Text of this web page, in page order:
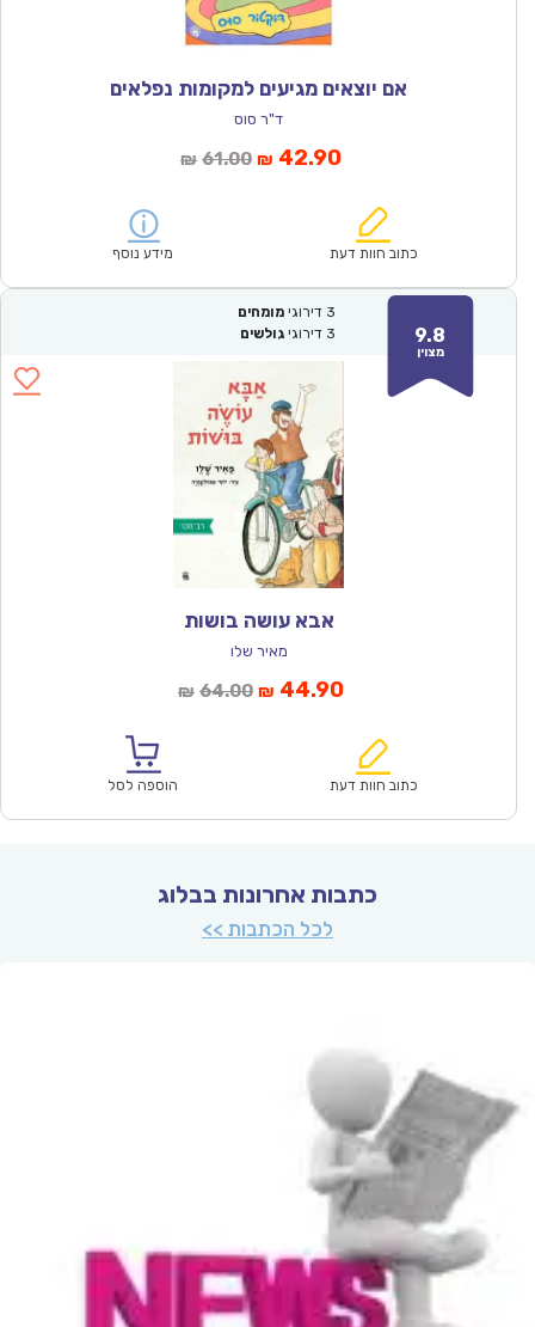
אם יוצאים מגיעים למקומות נפלאים
ד"ר סוס
₪ 61.00המחיר
₪61.00.
₪ 42.90המחיר
הוא:
כתוב חוות דעת מידע נוסף
9.8
מצוין
3 דירוגי מומחים
3 דירוגי גולשים
אבא עושה בושות
מאיר שלו
₪ 64.00המחיר
₪64.00.
₪ 44.90המחיר
הוא:
כתוב חוות דעת הוספה לסל
כתבות אחרונות בבלוג
לכל הכתבות >>